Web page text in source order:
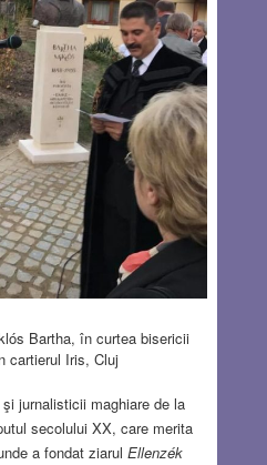
Bartha, în curtea bisericii
cartierul Iris, Cluj
jurnalisticii maghiare de la
secolului XX, care merita
a fondat ziarul Ellenzék